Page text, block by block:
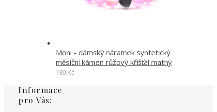
Moni - dámský náramek syntetický
měsíční kámen růžový křišťál matný
189 Kč
Informace
pro Vás: